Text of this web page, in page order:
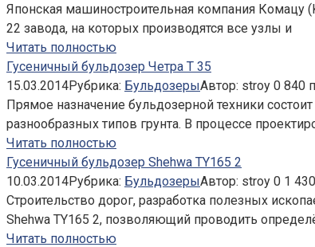
Японская машиностроительная компания Комацу
22 завода, на которых производятся все узлы и
Читать полностью
Гусеничный бульдозер Четра Т 35
15.03.2014Рубрика: БульдозерыАвтор: stroy 0 840
Прямое назначение бульдозерной техники
разнообразных типов грунта. В процессе
Читать полностью
Гусеничный бульдозер Shehwa TY165 2
10.03.2014Рубрика: БульдозерыАвтор: stroy 0 1
Строительство дорог, разработка полезных
Shehwa TY165 2, позволяющий проводить
Читать полностью